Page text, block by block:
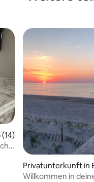
(14)
Privatunterkunft in
p
Willkommen in